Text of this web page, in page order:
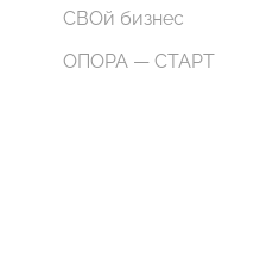
СВОй бизнес
ОПОРА — СТАРТ